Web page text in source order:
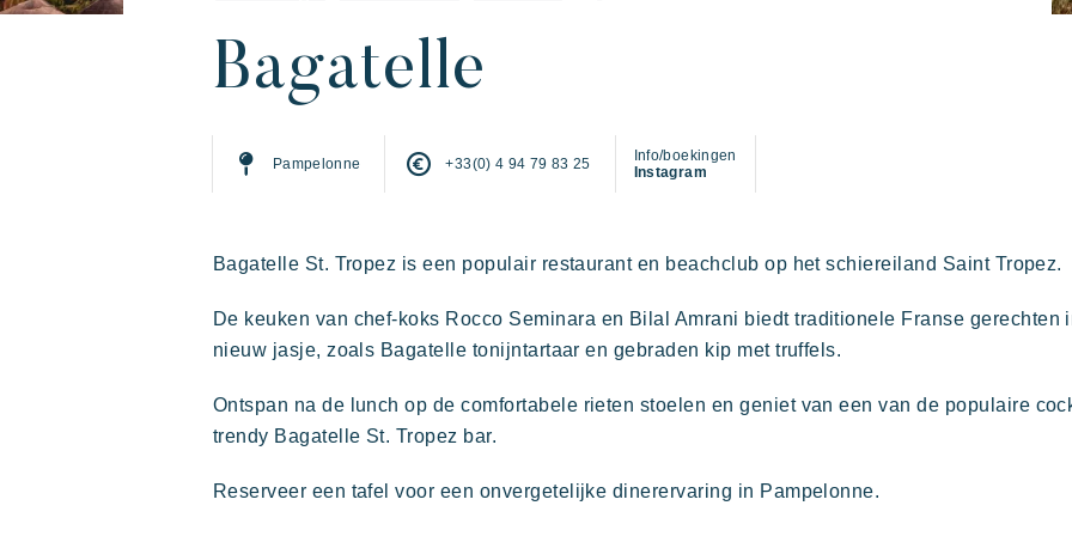
Prairies de la mer
Exotisch Vrolijk Onvergetelijk
Kon Tiki
Feestelijk
Tropisch paradijs
ervaring
Bagatelle
Pampelonne +33(0) 4 94 79 83 25
Info/boekingen
Instagram
Bagatelle St. Tropez is een populair restaurant en beachclub op het schiereiland Saint Tropez.
De keuken van chef-koks Rocco Seminara en Bilal Amrani biedt traditionele Franse gerechten
nieuw jasje, zoals Bagatelle tonijntartaar en gebraden kip met truffels.
Ontspan na de lunch op de comfortabele rieten stoelen en geniet van een van de populaire
trendy Bagatelle St. Tropez bar.
Reserveer een tafel voor een onvergetelijke dinerervaring in Pampelonne.